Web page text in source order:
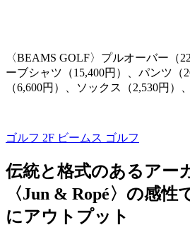
〈BEAMS GOLF〉プルオーバー（
ーブシャツ（15,400円）、パンツ（
（6,600円）、ソックス（2,530円）
ゴルフ 2F ビームス ゴルフ
伝統と格式のあるアー
〈Jun & Ropé〉の感
にアウトプット